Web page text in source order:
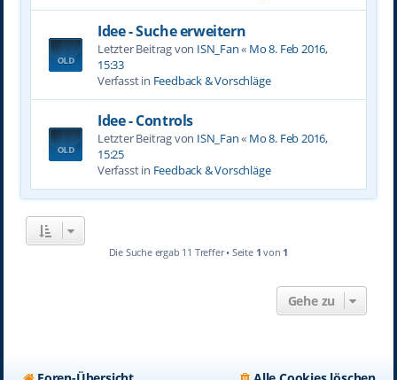
Idee - Suche erweitern
Letzter Beitrag von ISN_Fan« Mo 8. Feb 2016,
15:33
Verfasst in Feedback & Vorschläge
Idee - Controls
Letzter Beitrag von ISN_Fan« Mo 8. Feb 2016,
15:25
Verfasst in Feedback & Vorschläge
Die Suche ergab 11 Treffer • Seite 1 von 1
Gehe zu